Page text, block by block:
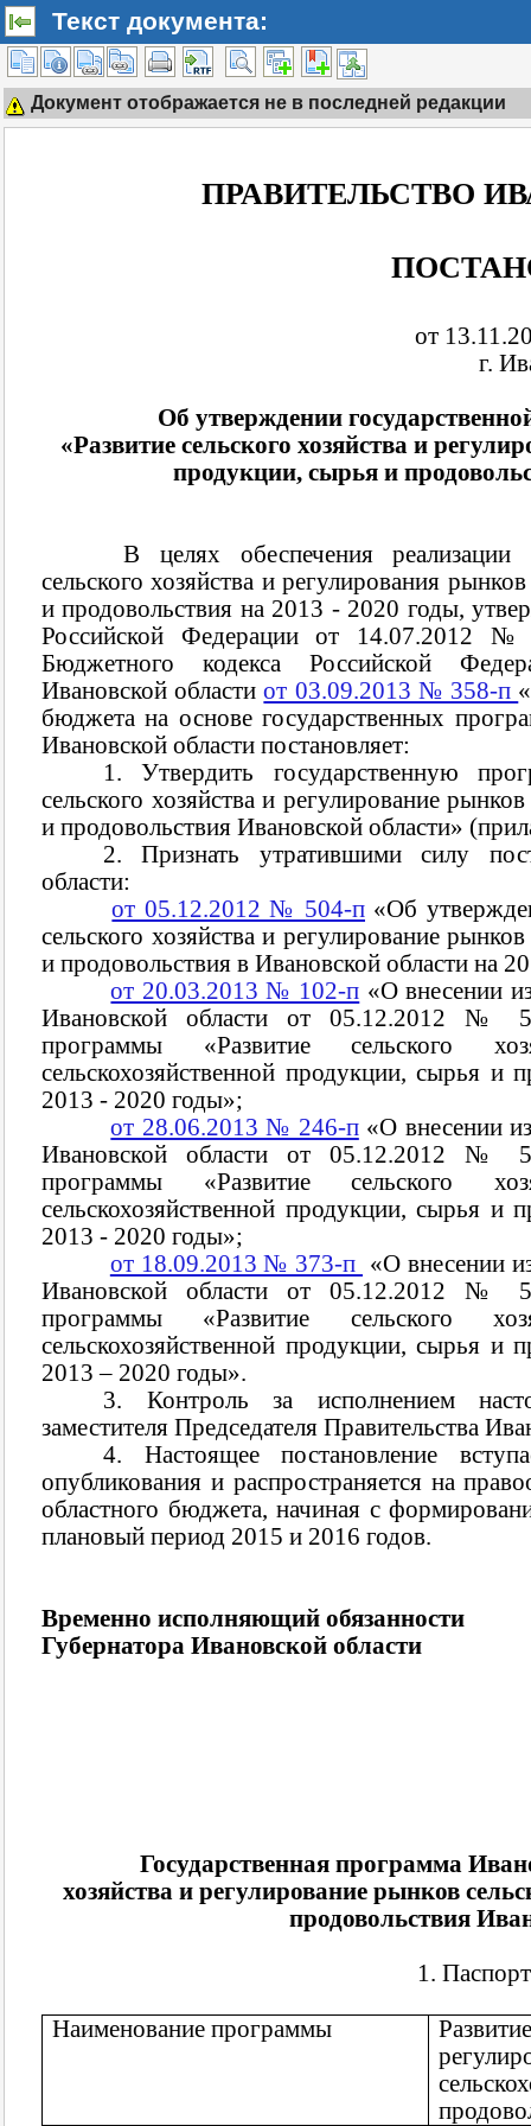
Текст документа:
Документ отображается не в последней редакции